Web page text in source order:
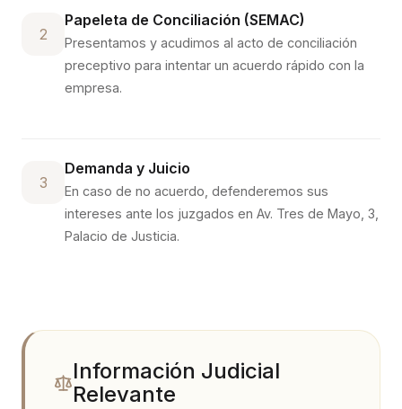
2
Papeleta de Conciliación (SEMAC)
Presentamos y acudimos al acto de conciliación
preceptivo para intentar un acuerdo rápido con la
empresa.
3
Demanda y Juicio
En caso de no acuerdo, defenderemos sus
intereses ante los juzgados en Av. Tres de Mayo, 3,
Palacio de Justicia.
Información Judicial
Relevante